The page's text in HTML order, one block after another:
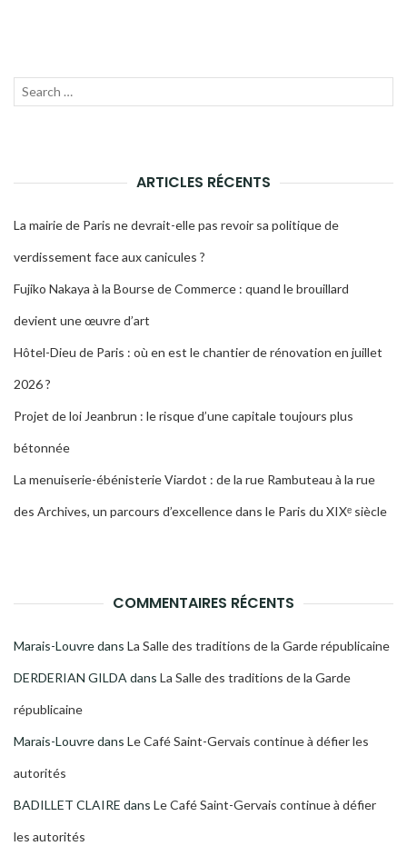
Recherche
ARTICLES RÉCENTS
La mairie de Paris ne devrait-elle pas revoir sa politique de
verdissement face aux canicules ?
Fujiko Nakaya à la Bourse de Commerce : quand le brouillard
devient une œuvre d’art
Hôtel-Dieu de Paris : où en est le chantier de rénovation en juillet
2026 ?
Projet de loi Jeanbrun : le risque d’une capitale toujours plus
bétonnée
La menuiserie-ébénisterie Viardot : de la rue Rambuteau à la rue
des Archives, un parcours d’excellence dans le Paris du XIXᵉ siècle
COMMENTAIRES RÉCENTS
Marais-Louvredans La Salle des traditions de la Garde républicaine
DERDERIAN GILDA dans La Salle des traditions de la Garde
républicaine
Marais-Louvredans Le Café Saint-Gervais continue à défier les
autorités
BADILLET CLAIRE dans Le Café Saint-Gervais continue à défier
les autorités